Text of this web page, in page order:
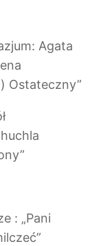
Agata
Ostateczny”
: „Pani